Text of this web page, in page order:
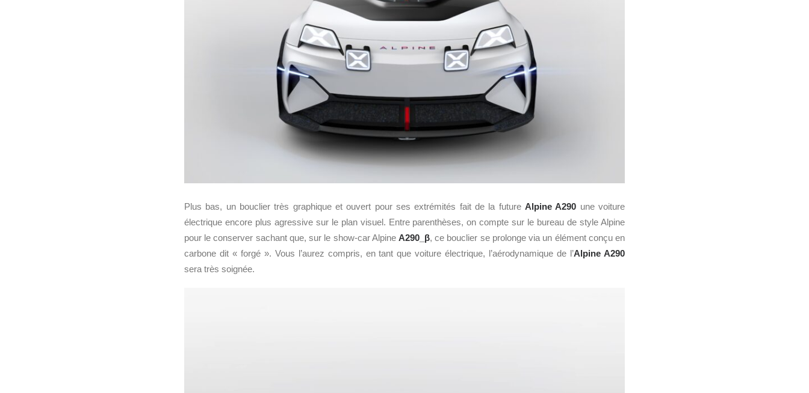
Plus bas, un bouclier très graphique et ouvert pour ses extrémités fait de la future Alpine A290 une voiture
électrique encore plus agressive sur le plan visuel. Entre parenthèses, on compte sur le bureau de style Alpine
pour le conserver sachant que, sur le show-car Alpine A290_β, ce bouclier se prolonge via un élément conçu en
carbone dit « forgé ». Vous l’aurez compris, en tant que voiture électrique, l’aérodynamique de l’Alpine A290
sera très soignée.